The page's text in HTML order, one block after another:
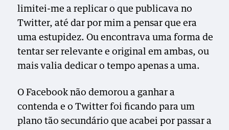
limitei-me a replicar o que publicava no
Twitter, até dar por mim a pensar que era
uma estupidez. Ou encontrava uma forma de
tentar ser relevante e original em ambas, ou
mais valia dedicar o tempo apenas a uma.
O Facebook não demorou a ganhar a
contenda e o Twitter foi ficando para um
plano tão secundário que acabei por passar a